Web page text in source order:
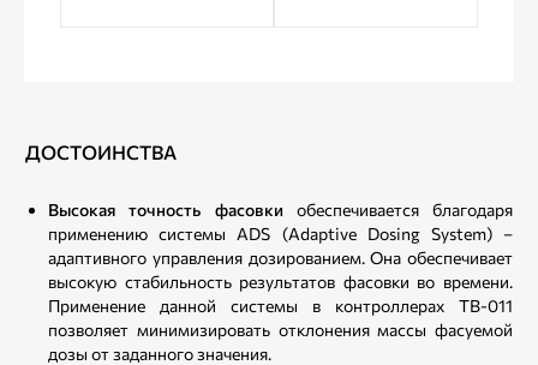
ДОСТОИНСТВА
Высокая точность фасовки обеспечивается благодаря
применению системы ADS (Adaptive Dosing System) –
адаптивного управления дозированием. Она обеспечивает
высокую стабильность результатов фасовки во времени.
Применение данной системы в контроллерах ТВ-011
позволяет минимизировать отклонения массы фасуемой
дозы от заданного значения.